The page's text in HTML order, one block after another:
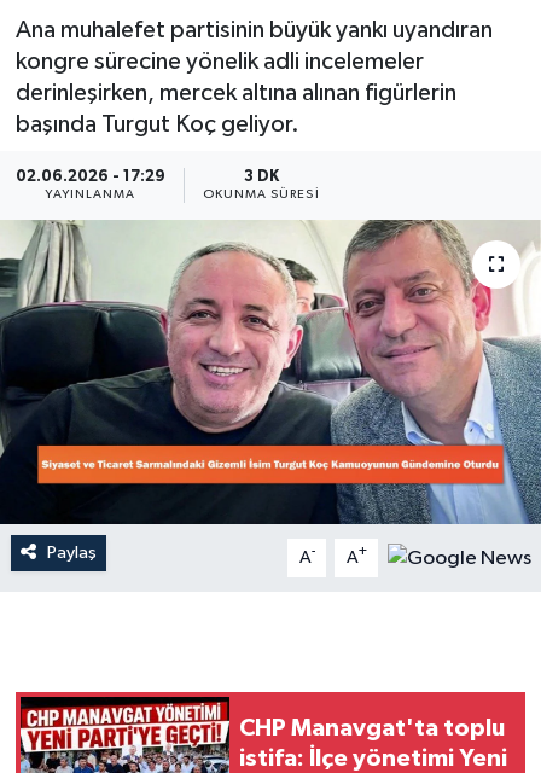
Ana muhalefet partisinin büyük yankı uyandıran
kongre sürecine yönelik adli incelemeler
derinleşirken, mercek altına alınan figürlerin
başında Turgut Koç geliyor.
02.06.2026 - 17:29
YAYINLANMA
3 DK
OKUNMA SÜRESI
Paylaş A- A+
CHP Manavgat'ta toplu
istifa: İlçe yönetimi Yeni
Magazin
Ekonomi
Resmi Reklamlar
Tüm Manşetler
Son Dakika Haberleri